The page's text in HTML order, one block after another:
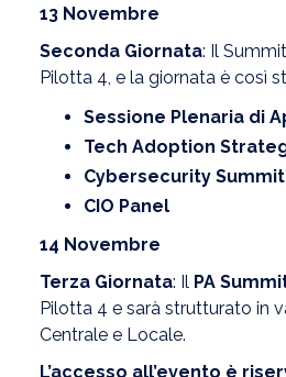
13 Novembre
Seconda Giornata: Il
Pilotta 4, e la giornata è così
Sessione Plenaria di
Tech Adoption
Cybersecurity Summit
CIO Panel
14 Novembre
Terza Giornata: Il PA
Pilotta 4 e sarà strutturato in
Centrale e Locale.
L’accesso all’evento è